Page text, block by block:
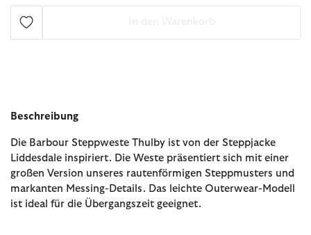
Beschreibung
Die Barbour Steppweste Thulby ist von der Steppjacke
Liddesdale inspiriert. Die Weste präsentiert sich mit einer
großen Version unseres rautenförmigen Steppmusters und
markanten Messing-Details. Das leichte Outerwear-Modell
ist ideal für die Übergangszeit geeignet.